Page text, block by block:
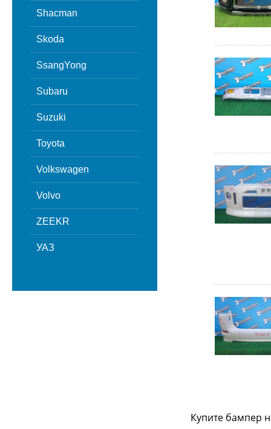
Shacman
Skoda
SsangYong
Subaru
Suzuki
Toyota
Volkswagen
Volvo
ZEEKR
УАЗ
Купите бампер